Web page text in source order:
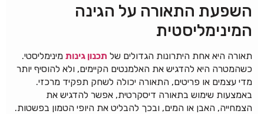
השפעת התאורה על הגינה
המינימליסטית
תאורה היא אחת היתרונות הגדולים של תכנון גינות מינימליסטי.
כשהמטרה היא להדגיש את האלמנטים הקיימים, ולא להוסיף יותר
מדי עצמים או פריטים, התאורה יכולה לשחק תפקיד מרכזי.
באמצעות שימוש בתאורה דיסקרטית, אפשר להדגיש את
הצמחייה, האבן או המים, ובכך להבליט את היופי הטמון בפשטות.